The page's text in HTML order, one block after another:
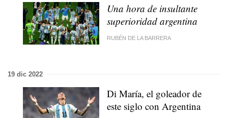
Una hora de insultante
superioridad argentina
RUBÉN DE LA BARRERA
19 dic 2022
Di María, el goleador de
este siglo con Argentina